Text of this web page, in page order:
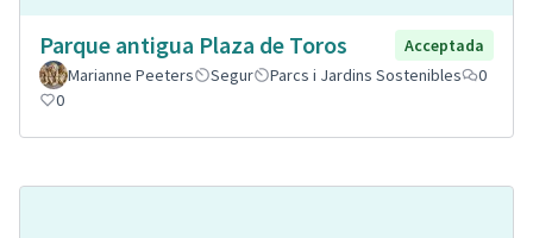
Parque antigua Plaza de Toros
Acceptada
Marianne Peeters
Segur Parcs i Jardins Sostenibles
0
0